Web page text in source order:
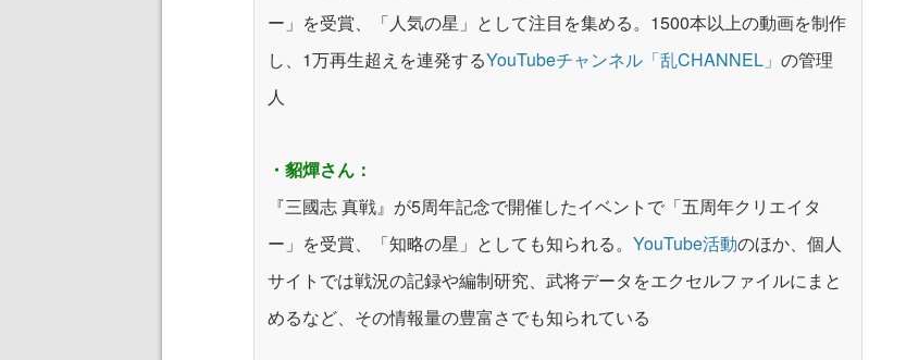
ー」を受賞、「人気の星」として注目を集める。1500本以上の動画を制作
し、1万再生超えを連発するYouTubeチャンネル「乱CHANNEL」 の管理
人
・貂燀さん：
『三國志 真戦』が5周年記念で開催したイベントで「五周年クリエイタ
ー」を受賞、「知略の星」としても知られる。 YouTube活動のほか、個人
サイトでは戦況の記録や編制研究、武将データをエクセルファイルにまと
めるなど、その情報量の豊富さでも知られている